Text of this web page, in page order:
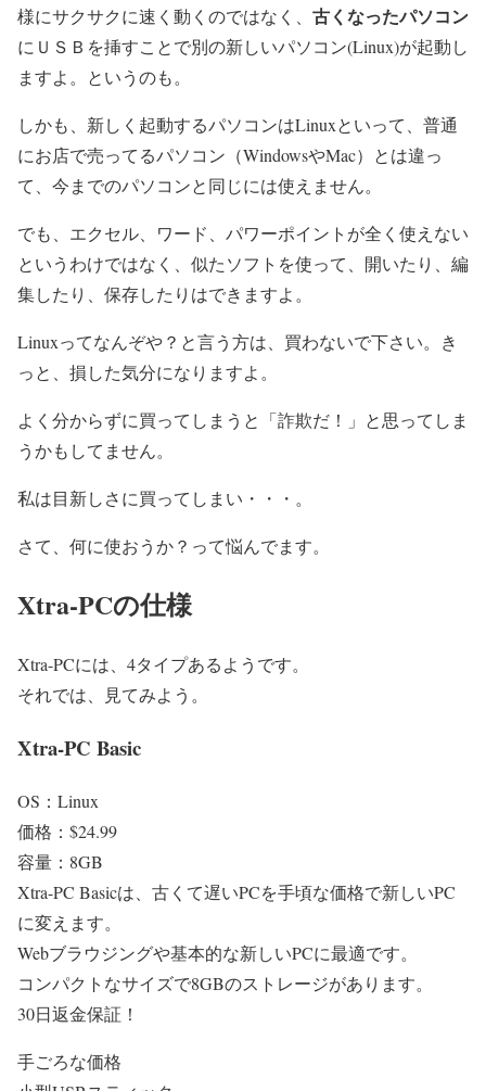
様にサクサクに速く動くのではなく、 古くなったパソコン
にＵＳＢを挿すことで別の新しいパソコン(Linux)が起動し
ますよ。というのも。
しかも、新しく起動するパソコンはLinuxといって、普通
にお店で売ってるパソコン（WindowsやMac）とは違っ
て、今までのパソコンと同じには使えません。
でも、エクセル、ワード、パワーポイントが全く使えない
というわけではなく、似たソフトを使って、開いたり、編
集したり、保存したりはできますよ。
Linuxってなんぞや？と言う方は、買わないで下さい。き
っと、損した気分になりますよ。
よく分からずに買ってしまうと「詐欺だ！」と思ってしま
うかもしてません。
私は目新しさに買ってしまい・・・。
さて、何に使おうか？って悩んでます。
Xtra-PCの仕様
Xtra-PCには、4タイプあるようです。
それでは、見てみよう。
Xtra-PC Basic
OS：Linux
価格：$24.99
容量：8GB
Xtra-PC Basicは、古くて遅いPCを手頃な価格で新しいPC
に変えます。
Webブラウジングや基本的な新しいPCに最適です。
コンパクトなサイズで8GBのストレージがあります。
30日返金保証！
手ごろな価格